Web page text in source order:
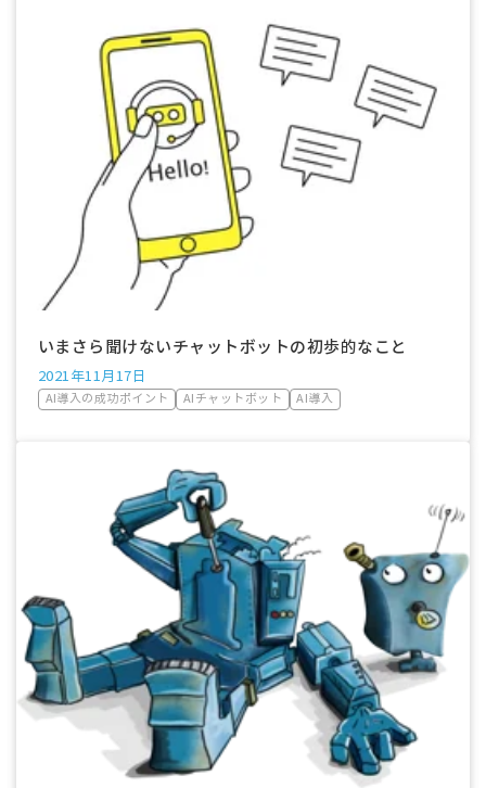
いまさら聞けないチャットボットの初歩的なこと
2021年11月17日
AI導入の成功ポイント AIチャットボット AI導入